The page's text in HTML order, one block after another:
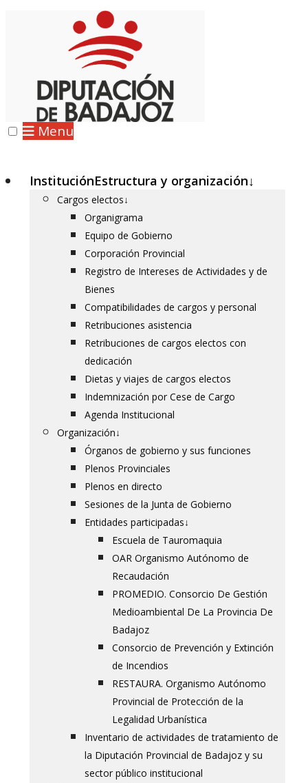
Menu
InstituciónEstructura y organización↓
Cargos electos↓
Organigrama
Equipo de Gobierno
Corporación Provincial
Registro de Intereses de Actividades y de
Bienes
Compatibilidades de cargos y personal
Retribuciones asistencia
Retribuciones de cargos electos con
dedicación
Dietas y viajes de cargos electos
Indemnización por Cese de Cargo
Agenda Institucional
Organización↓
Órganos de gobierno y sus funciones
Plenos Provinciales
Plenos en directo
Sesiones de la Junta de Gobierno
Entidades participadas↓
Escuela de Tauromaquia
OAR Organismo Autónomo de
Recaudación
PROMEDIO. Consorcio De Gestión
Medioambiental De La Provincia De
Badajoz
Consorcio de Prevención y Extinción
de Incendios
RESTAURA. Organismo Autónomo
Provincial de Protección de la
Legalidad Urbanística
Inventario de actividades de tratamiento de
la Diputación Provincial de Badajoz y su
sector público institucional